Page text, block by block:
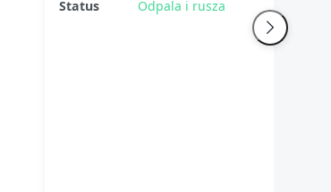
Status
Odpala i rusza